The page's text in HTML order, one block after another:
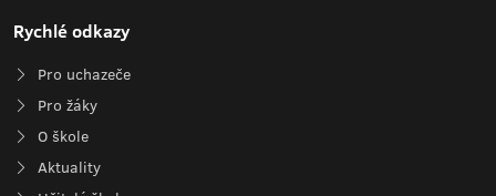
Rychlé odkazy
Pro uchazeče
Pro žáky
O škole
Aktuality